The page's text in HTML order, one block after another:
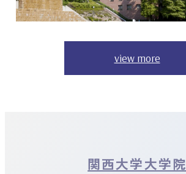
view more
関西大学大学院